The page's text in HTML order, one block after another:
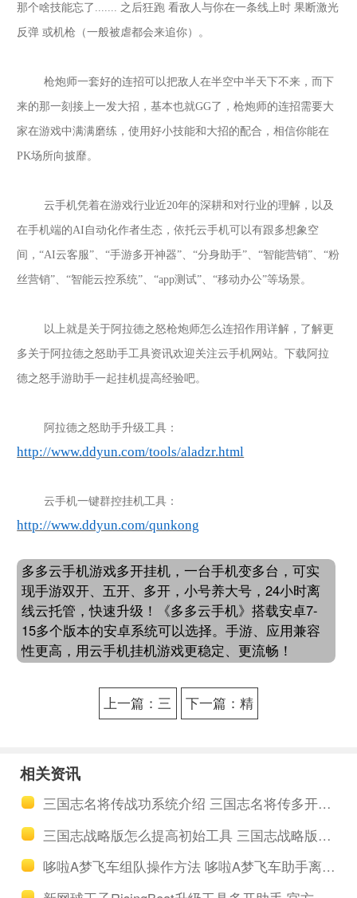
那个啥技能忘了....... 之后狂跑 看敌人与你在一条线上时 果断激光
反弹 或机枪（一般被虐都会来追你）。
枪炮师一套好的连招可以把敌人在半空中半天下不来，而下
来的那一刻接上一发大招，基本也就GG了，枪炮师的连招需要大
家在游戏中满满磨练，使用好小技能和大招的配合，相信你能在
PK场所向披靡。
云手机凭着在游戏行业近20年的深耕和对行业的理解，以及
在手机端的AI自动化作者生态，依托云手机可以有跟多想象空
间，“AI云客服”、“手游多开神器”、“分身助手”、“智能营销”、“粉
丝营销”、“智能云控系统”、“app测试”、“移动办公”等场景。
以上就是关于阿拉德之怒枪炮师怎么连招作用详解，了解更
多关于阿拉德之怒助手工具资讯欢迎关注云手机网站。下载 阿拉
德之怒手游助手一起挂机提高经验吧。
阿拉德之怒助手升级工具：
http://www.ddyun.com/tools/aladzr.html
云手机一键群控挂机工具：
http://www.ddyun.com/qunkong
多多云手机游戏多开挂机，一台手机变多台，可实
现手游双开、五开、多开，小号养大号，24小时离
线云托管，快速升级！《多多云手机》搭载安卓7-
15多个版本的安卓系统可以选择。手游、应用兼容
性更高，用云手机挂机游戏更稳定、更流畅！
上一篇：三
介绍
下一篇：精
相关资讯
三国志名将传战功系统介绍 三国志名将传多开工具挂机
三国志战略版怎么提高初始工具 三国志战略版寻访怎么出诸葛亮
哆啦A梦飞车组队操作方法 哆啦A梦飞车助手离线升级完成